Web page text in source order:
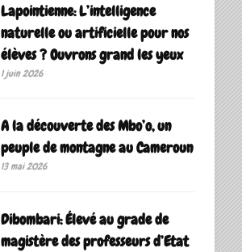
Lapointienne: L’intelligence
naturelle ou artificielle pour nos
élèves ? Ouvrons grand les yeux
1 juin 2026
A la découverte des Mbo’o, un
peuple de montagne au Cameroun
13 mai 2026
Dibombari: Élevé au grade de
magistère des professeurs d’Etat